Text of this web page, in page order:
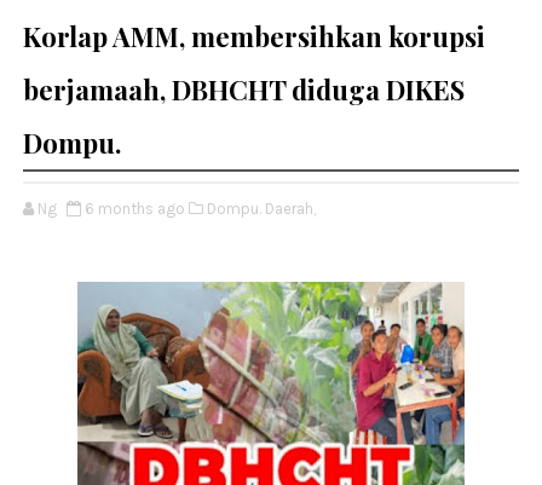
Korlap AMM, membersihkan korupsi
berjamaah, DBHCHT diduga DIKES
Dompu.
Ng 6 months ago Dompu. Daerah,